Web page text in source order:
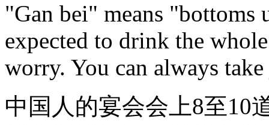
"Gan bei" means
expected to drink the
worry. You can always
中国人的宴会会上8至10